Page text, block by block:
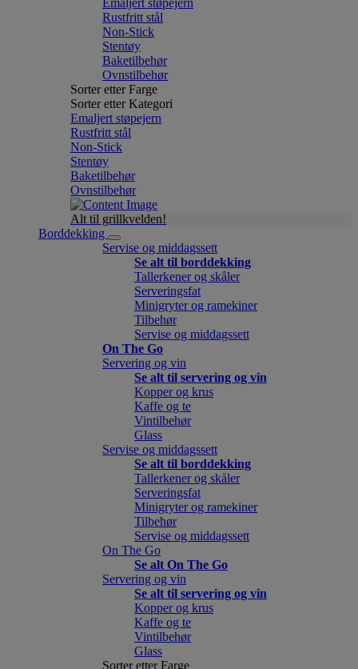
Emaljert støpejern
Rustfritt stål
Non-Stick
Stentøy
Baketilbehør
Ovnstilbehør
Sorter etter Farge
Sorter etter Kategori
Emaljert støpejern
Rustfritt stål
Non-Stick
Stentøy
Baketilbehør
Ovnstilbehør
Alt til grillkvelden!
Borddekking
Servise og middagssett
Se alt til borddekking
Tallerkener og skåler
Serveringsfat
Minigryter og ramekiner
Tilbehør
Servise og middagssett
On The Go
Servering og vin
Se alt til servering og vin
Kopper og krus
Kaffe og te
Vintilbehør
Glass
Servise og middagssett
Se alt til borddekking
Tallerkener og skåler
Serveringsfat
Minigryter og ramekiner
Tilbehør
Servise og middagssett
On The Go
Se alt On The Go
Servering og vin
Se alt til servering og vin
Kopper og krus
Kaffe og te
Vintilbehør
Glass
Sorter etter Farge